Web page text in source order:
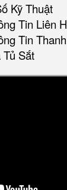
Kỹ Thuật
Tin Liên
Tin
Sắt